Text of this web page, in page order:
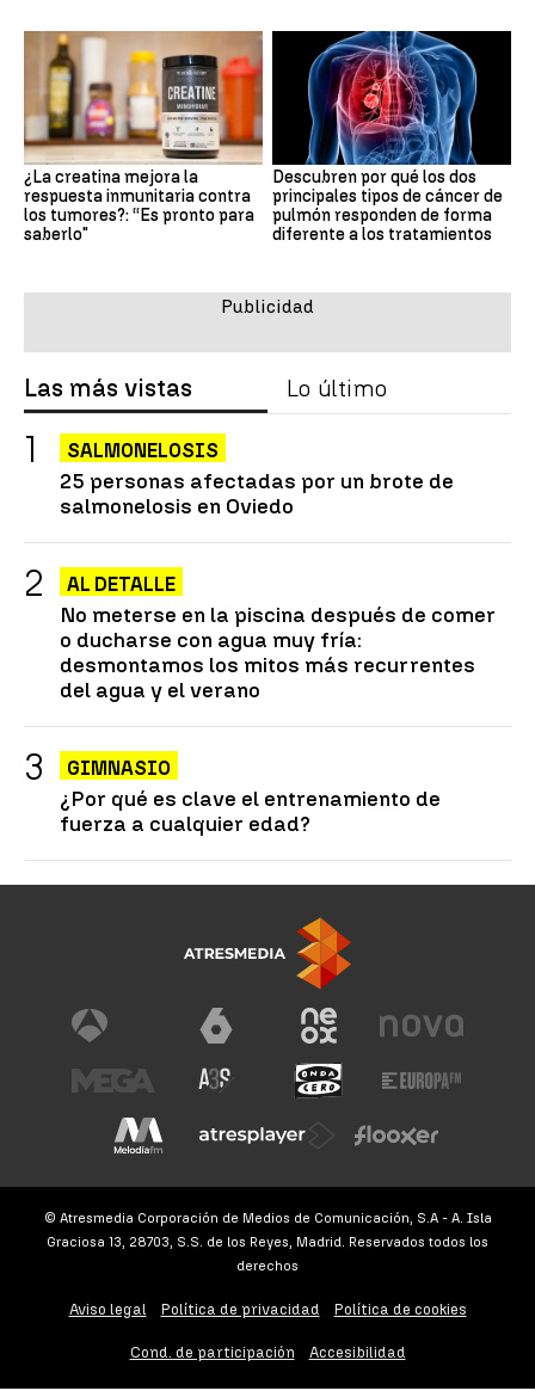
¿La creatina mejora la
respuesta inmunitaria contra
los tumores?: “Es pronto para
saberlo"
Descubren por qué los dos
principales tipos de cáncer de
pulmón responden de forma
diferente a los tratamientos
Las más vistas Lo último
SALMONELOSIS
25 personas afectadas por un brote de
salmonelosis en Oviedo
AL DETALLE
No meterse en la piscina después de comer
o ducharse con agua muy fría:
desmontamos los mitos más recurrentes
del agua y el verano
GIMNASIO
¿Por qué es clave el entrenamiento de
fuerza a cualquier edad?
© Atresmedia Corporación de Medios de Comunicación, S.A - A. Isla
Graciosa 13, 28703, S.S. de los Reyes, Madrid. Reservados todos los
derechos
Aviso legal Política de privacidad Política de cookies
Cond. de participación Accesibilidad